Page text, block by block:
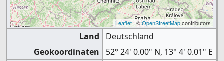
Leaflet| ©OpenStreetMapcontributors
Land
Deutschland
Geokoordinaten
52° 24' 0.00" N, 13° 4' 0.01" E